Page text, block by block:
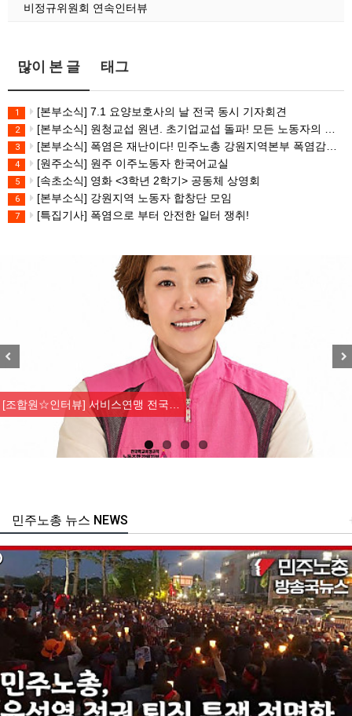
비정규위원회 연속인터뷰
많이 본 글 태그
1 [본부소식] 7.1 요양보호사의 날 전국 동시 기자회견
2 [본부소식] 원청교섭 원년. 초기업교섭 돌파! 모든 노동자의 노동기본권 쟁취! 민주노총 7.15 총파업대회
3 [본부소식] 폭염은 재난이다! 민주노총 강원지역본부 폭염감시단 선포 기자회견
4 [원주소식] 원주 이주노동자 한국어교실
5 [속초소식] 영화 <3학년 2학기> 공동체 상영회
6 [본부소식] 강원지역 노동자 합창단 모임
7 [특집기사] 폭염으로 부터 안전한 일터 쟁취!
[조합원☆인터뷰] 서비스연맹 전국…
주노총 뉴스 NEWS